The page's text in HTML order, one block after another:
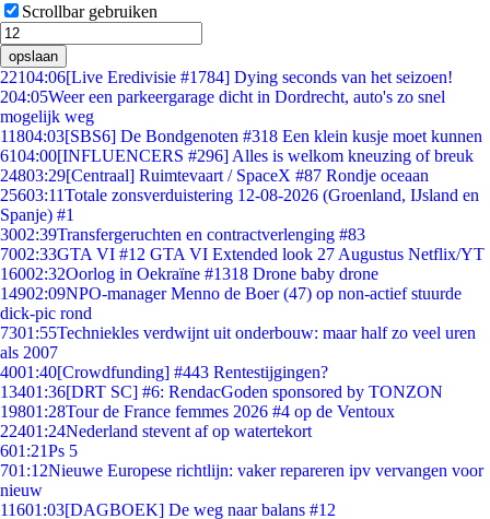
Scrollbar gebruiken
opslaan
22104:06[Live Eredivisie #1784] Dying seconds van het seizoen!
204:05Weer een parkeergarage dicht in Dordrecht, auto's zo snel
mogelijk weg
11804:03[SBS6] De Bondgenoten #318 Een klein kusje moet kunnen
6104:00[INFLUENCERS #296] Alles is welkom kneuzing of breuk
24803:29[Centraal] Ruimtevaart / SpaceX #87 Rondje oceaan
25603:11Totale zonsverduistering 12-08-2026 (Groenland, IJsland en
Spanje) #1
3002:39Transfergeruchten en contractverlenging #83
7002:33GTA VI #12 GTA VI Extended look 27 Augustus Netflix/YT
16002:32Oorlog in Oekraïne #1318 Drone baby drone
14902:09NPO-manager Menno de Boer (47) op non-actief stuurde
dick-pic rond
7301:55Techniekles verdwijnt uit onderbouw: maar half zo veel uren
als 2007
4001:40[Crowdfunding] #443 Rentestijgingen?
13401:36[DRT SC] #6: RendacGoden sponsored by TONZON
19801:28Tour de France femmes 2026 #4 op de Ventoux
22401:24Nederland stevent af op watertekort
601:21Ps 5
701:12Nieuwe Europese richtlijn: vaker repareren ipv vervangen voor
nieuw
11601:03[DAGBOEK] De weg naar balans #12